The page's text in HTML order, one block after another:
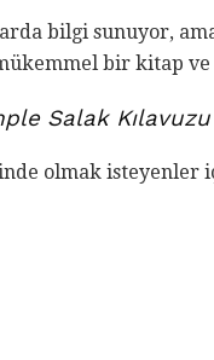
bilgi sunuyor,
bir kitap ve
Salak Kılavuzu
olmak isteyenler